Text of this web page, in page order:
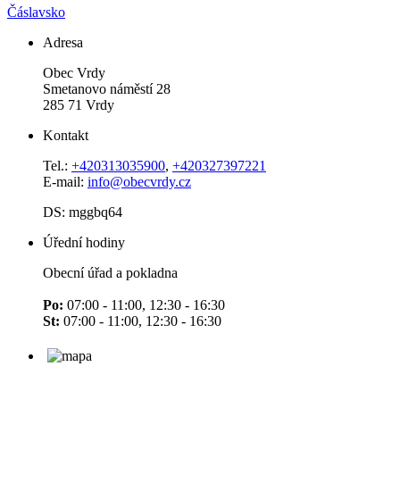
Čáslavsko
Adresa
Obec Vrdy
Smetanovo náměstí 28
285 71 Vrdy
Kontakt
Tel.: +420313035900, +420327397221
E-mail: info@obecvrdy.cz
DS: mggbq64
Úřední hodiny
Obecní úřad a pokladna
Po: 07:00 - 11:00, 12:30 - 16:30
St: 07:00 - 11:00, 12:30 - 16:30